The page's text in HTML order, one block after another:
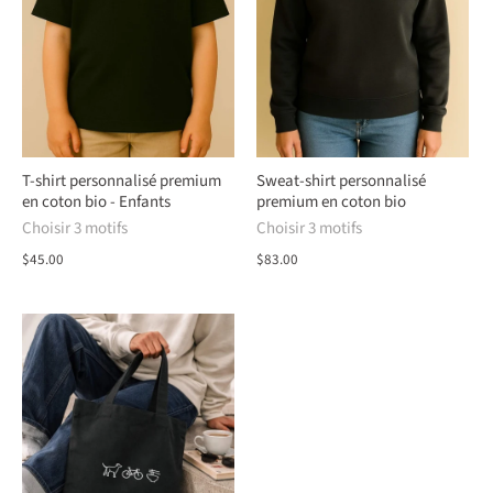
T-shirt personnalisé premium
en coton bio - Enfants
Choisir 3 motifs
$45.00
Sweat-shirt personnalisé
premium en coton bio
Choisir 3 motifs
$83.00